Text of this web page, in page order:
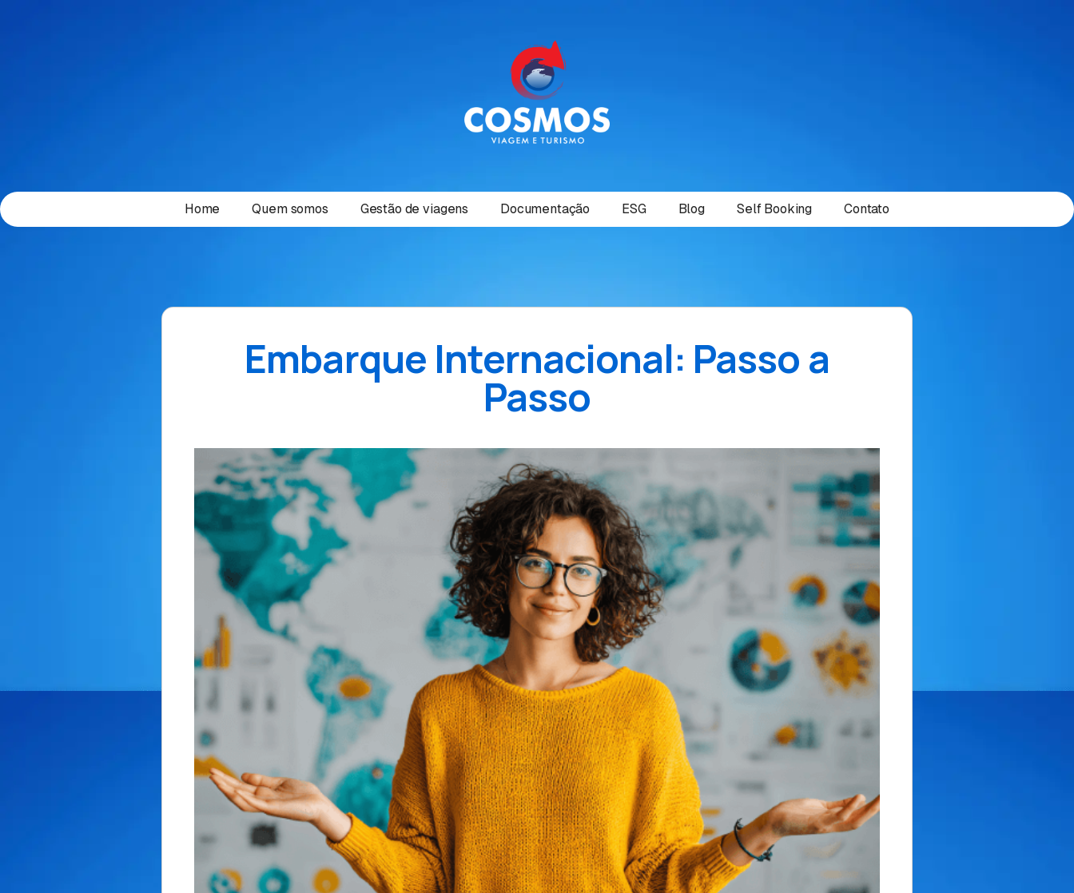
Home Quem somos Gestão de viagens Documentação ESG Blog Self Booking Contato
Embarque Internacional: Passo a
Passo